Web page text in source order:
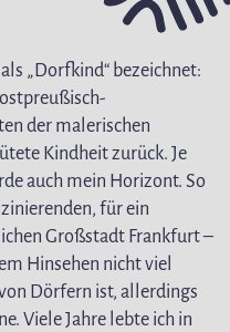
„Dorfkind“ bezeichnet:
der malerischen
Kindheit zurück. Je
auch mein Horizont. So
für ein
Großstadt Frankfurt –
Hinsehen nicht viel
Dörfern ist, allerdings
Viele Jahre lebte ich in